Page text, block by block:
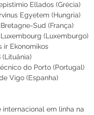
Ellados (Grécia)
Egyetem (Hungria)
Sud (França)
(Luxemburgo)
ir Ekonomikos
(Lituânia)
do Porto (Portugal)
Vigo (Espanha)
em linha na